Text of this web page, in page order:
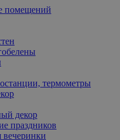
помещений
термометры
декор
праздников
вечеринки